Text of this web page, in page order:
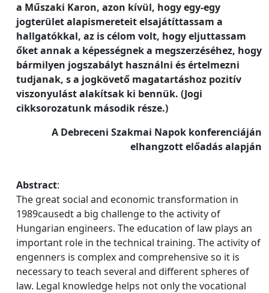
a Műszaki Karon, azon kívül, hogy egy-egy
jogterület alapismereteit elsajátíttassam a
hallgatókkal, az is célom volt, hogy eljuttassam
őket annak a képességnek a megszerzéséhez, hogy
bármilyen jogszabályt használni és értelmezni
tudjanak, s a jogkövető magatartáshoz pozitív
viszonyulást alakítsak ki bennük. (Jogi
cikksorozatunk második része.)
A Debreceni Szakmai Napok konferenciáján
elhangzott előadás alapján
Abstract:
The great social and economic transformation in
1989causedt a big challenge to the activity of
Hungarian engineers. The education of law plays an
important role in the technical training. The activity of
engenners is complex and comprehensive so it is
necessary to teach several and different spheres of
law. Legal knowledge helps not only the vocational